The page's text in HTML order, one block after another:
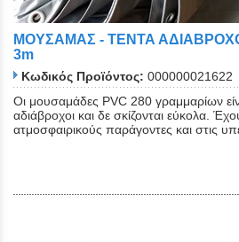
ΜΟΥΣΑΜΑΣ - ΤΕΝΤΑ
3m
Κωδικός Προϊόντος: 000000021622
Οι μουσαμάδες PVC 280 γραμμαρίων
αδιάβροχοι και δε σκίζονται εύκολα.
ατμοσφαιρικούς παράγοντες και στις